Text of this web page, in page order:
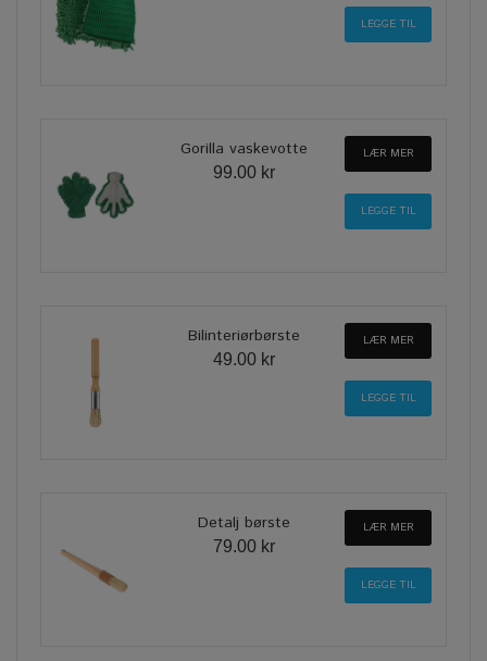
Gorilla vaskevotte
99.00 kr
LÆR MER
Bilinteriørbørste
49.00 kr
LÆR MER
Detalj børste
79.00 kr
LÆR MER